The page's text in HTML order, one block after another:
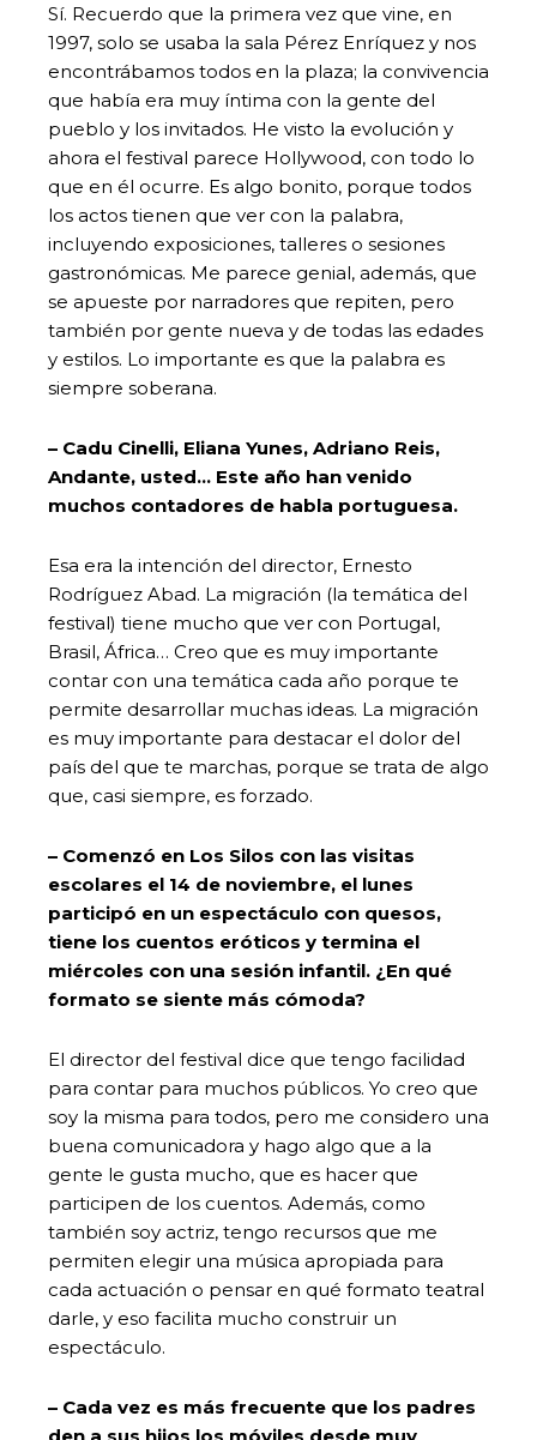
Sí. Recuerdo que la primera vez que vine, en
1997, solo se usaba la sala Pérez Enríquez y nos
encontrábamos todos en la plaza; la convivencia
que había era muy íntima con la gente del
pueblo y los invitados. He visto la evolución y
ahora el festival parece Hollywood, con todo lo
que en él ocurre. Es algo bonito, porque todos
los actos tienen que ver con la palabra,
incluyendo exposiciones, talleres o sesiones
gastronómicas. Me parece genial, además, que
se apueste por narradores que repiten, pero
también por gente nueva y de todas las edades
y estilos. Lo importante es que la palabra es
siempre soberana.
– Cadu Cinelli, Eliana Yunes, Adriano Reis,
Andante, usted… Este año han venido
muchos contadores de habla portuguesa.
Esa era la intención del director, Ernesto
Rodríguez Abad. La migración (la temática del
festival) tiene mucho que ver con Portugal,
Brasil, África… Creo que es muy importante
contar con una temática cada año porque te
permite desarrollar muchas ideas. La migración
es muy importante para destacar el dolor del
país del que te marchas, porque se trata de algo
que, casi siempre, es forzado.
– Comenzó en Los Silos con las visitas
escolares el 14 de noviembre, el lunes
participó en un espectáculo con quesos,
tiene los cuentos eróticos y termina el
miércoles con una sesión infantil. ¿En qué
formato se siente más cómoda?
El director del festival dice que tengo facilidad
para contar para muchos públicos. Yo creo que
soy la misma para todos, pero me considero una
buena comunicadora y hago algo que a la
gente le gusta mucho, que es hacer que
participen de los cuentos. Además, como
también soy actriz, tengo recursos que me
permiten elegir una música apropiada para
cada actuación o pensar en qué formato teatral
darle, y eso facilita mucho construir un
espectáculo.
– Cada vez es más frecuente que los padres